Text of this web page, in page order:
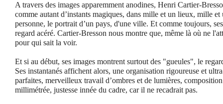
A travers des images apparemment anodines, Henri Cartier-
comme autant d’instants magiques, dans mille et un lieux, mille
personne, le portrait d’un pays, d'une ville. Et comme toujours,
regard acéré. Cartier-Bresson nous montre que, même là où ne
pour qui sait la voir.
Et si au début, ses images montrent surtout des "gueules", le
Ses instantanés affichent alors, une organisation rigoureuse et
parfaites, merveilleux travail d’ombres et de lumières,
millimétrée, justesse innée du cadre, car il ne recadrait pas.